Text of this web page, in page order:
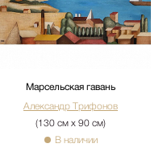
Марсельская гавань
Александр Трифонов
(130 см х 90 см)
В наличии